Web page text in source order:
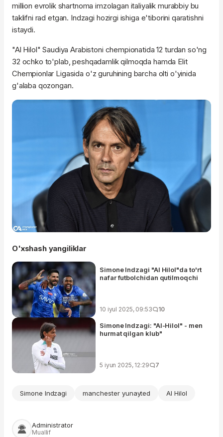
million evrolik shartnoma imzolagan italiyalik murabbiy bu
taklifni rad etgan. Indzagi hozirgi ishiga e'tiborini qaratishni
istaydi.
"Al Hilol" Saudiya Arabistoni chempionatida 12 turdan so'ng
32 ochko to'plab, peshqadamlik qilmoqda hamda Elit
Chempionlar Ligasida o'z guruhining barcha olti o'yinida
g'alaba qozongan.
O'xshash yangiliklar
Simone Indzagi "Al Hilol"da to'rt
nafar futbolchidan qutilmoqchi
10 iyul 2025, 09:53 10
Simone Indzagi: "Al-Hilol" - men
hurmat qilgan klub"
5 iyun 2025, 12:29 7
Simone Indzagi manchester yunayted Al Hilol
Administrator
Muallif